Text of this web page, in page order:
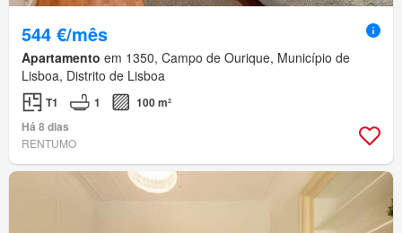
544 €/mês
Apartamento em 1350, Campo de Ourique, Município de
Lisboa, Distrito de Lisboa
T1 1
100 m²
Há 8 dias
RENTUMO